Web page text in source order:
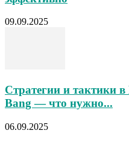
09.09.2025
Стратегии и тактики
Bang — что нужно...
06.09.2025